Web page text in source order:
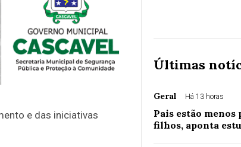
e das iniciativas
Últimas
Geral Há 13 horas
Pais estão menos
filhos, aponta